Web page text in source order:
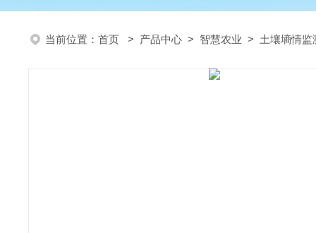
当前位置： 首页 > 产品中心 > 智慧农业 > 土壤墒情监